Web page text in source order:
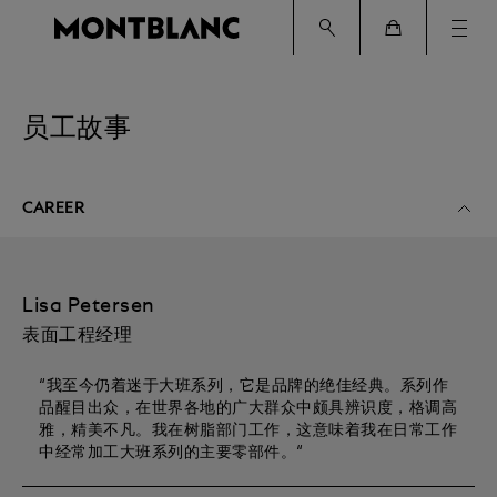
员工故事
CAREER
Lisa Petersen
表面工程经理
“我至今仍着迷于大班系列，它是品牌的绝佳经典。系列作
品醒目出众，在世界各地的广大群众中颇具辨识度，格调高
雅，精美不凡。我在树脂部门工作，这意味着我在日常工作
中经常加工大班系列的主要零部件。“